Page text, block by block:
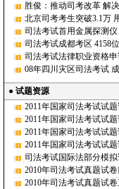
胜俊：推动司考改革 解
北京司考考生突破3.1万
司法考试首用金属探测
司法考试成都考区 4158
司法考试法律职业资格
08年四川灾区司法考试
● 试题资源
2011年国家司法考试试题
2011年国家司法考试试
2011年国家司法考试试
2011年国家司法考试试
司法考试国际法部分模拟
2010年司法考试真题试
2010年司法考试真题试